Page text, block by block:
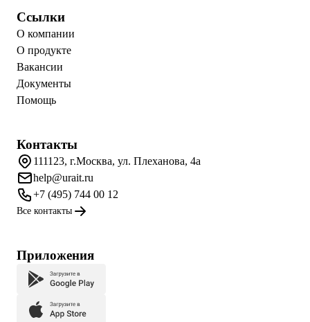
Ссылки
О компании
О продукте
Вакансии
Документы
Помощь
Контакты
111123, г.Москва, ул. Плеханова, 4а
help@urait.ru
+7 (495) 744 00 12
Все контакты
Приложения